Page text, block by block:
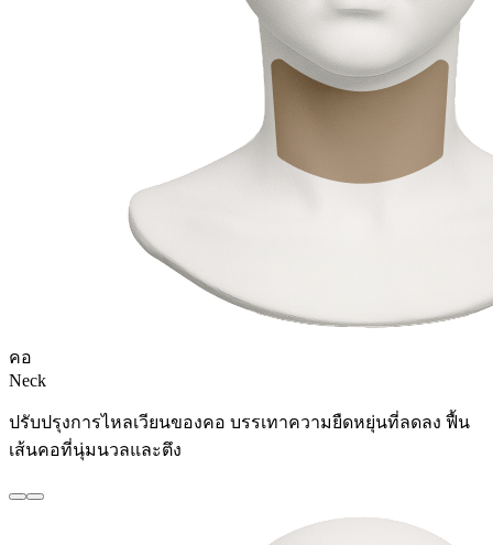
คอ
Neck
ปรับปรุงการไหลเวียนของคอ บรรเทาความยืดหยุ่นที่ลดลง ฟื้น
เส้นคอที่นุ่มนวลและตึง